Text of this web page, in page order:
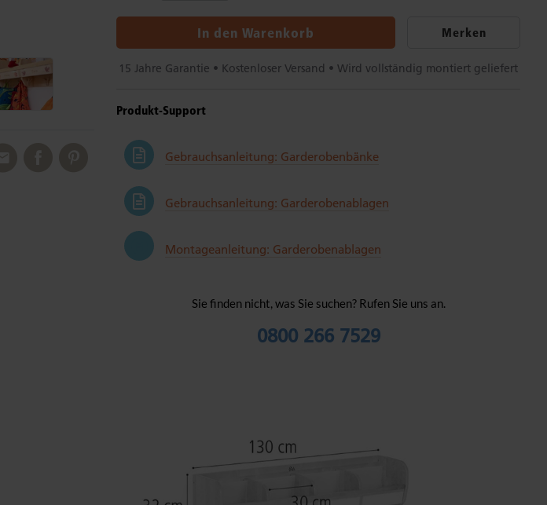
In den Warenkorb Merken
15 Jahre Garantie • Kostenloser Versand • Wird vollständig montiert geliefert
Produkt-Support
Gebrauchsanleitung: Garderobenbänke
Gebrauchsanleitung: Garderobenablagen
Montageanleitung: Garderobenablagen
Sie finden nicht, was Sie suchen? Rufen Sie uns an.
0800 266 7529